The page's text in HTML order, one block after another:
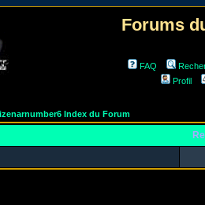
Forums
FAQ
Profil
Index du Forum